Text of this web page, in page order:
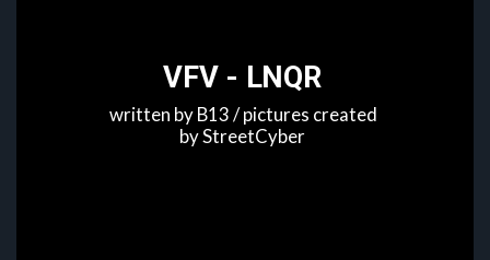
VFV - LNQR
written by B13 / pictures created
by StreetCyber